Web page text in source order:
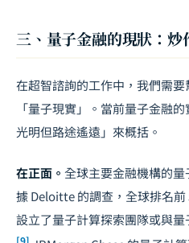
三、量子金融的現狀：炒
在超智諮詢的工作中，我們需
「量子現實」。當前量子金融
光明但路途遙遠」來概括。
在正面。 全球主要金融機構的
據 Deloitte 的調查，全球排名
設立了量子計算探索團隊或與
[9]